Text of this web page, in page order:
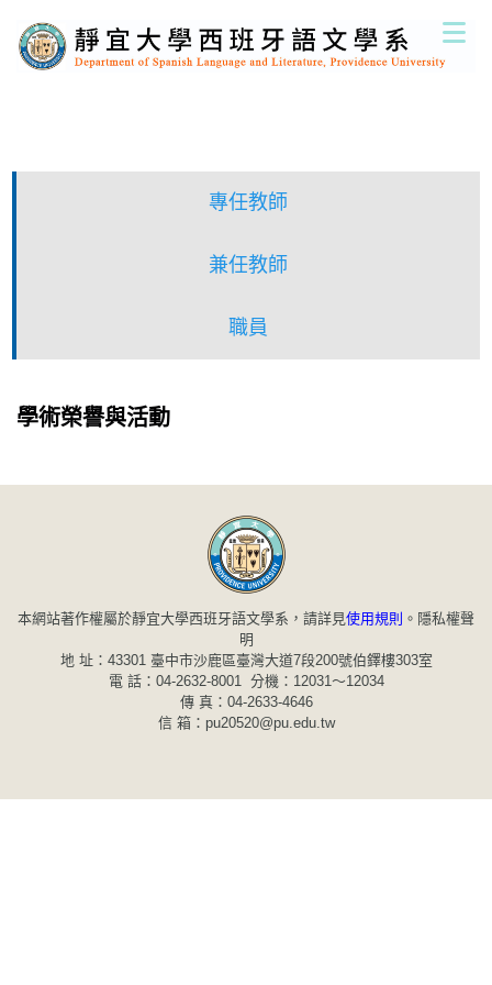
到
主
專任教師
兼任教師
職員
學術榮譽與活動
本網站著作權屬於靜宜大學西班牙語文學系，請詳見使用規則 。 隱私權聲
明
地 址：43301 臺中市沙鹿區臺灣大道7段200號伯鐸樓303室
電 話：04-2632-8001 分機：12031～12034
傳 真：04-2633-4646
信 箱：pu20520@pu.edu.tw